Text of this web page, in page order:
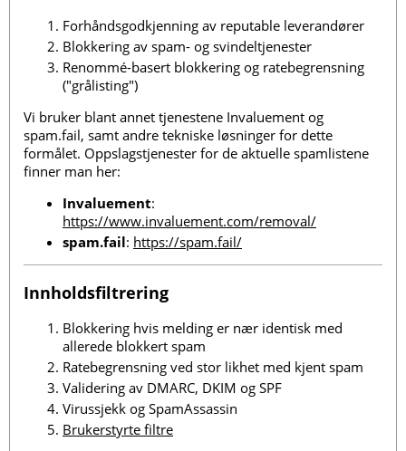
Forhåndsgodkjenning av reputable leverandører
Blokkering av spam- og svindeltjenester
Renommé-basert blokkering og ratebegrensning
("grålisting")
Vi bruker blant annet tjenestene Invaluement og
spam.fail, samt andre tekniske løsninger for dette
formålet. Oppslagstjenester for de aktuelle spamlistene
finner man her:
Invaluement:
https://www.invaluement.com/removal/
spam.fail: https://spam.fail/
Innholdsfiltrering
Blokkering hvis melding er nær identisk med
allerede blokkert spam
Ratebegrensning ved stor likhet med kjent spam
Validering av DMARC, DKIM og SPF
Virussjekk og SpamAssassin
Brukerstyrte filtre